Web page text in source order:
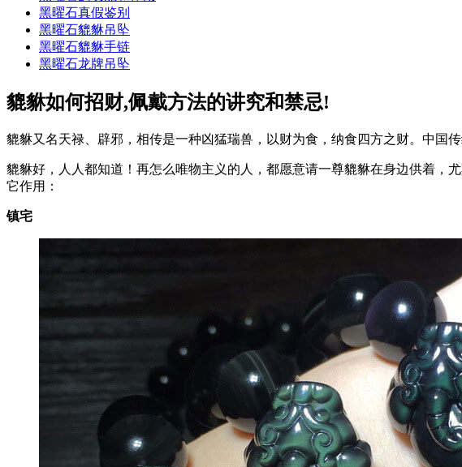
黑曜石真假鉴别
黑曜石貔貅吊坠
黑曜石貔貅手链
黑曜石龙牌吊坠
貔貅如何招财,佩戴方法的讲究和禁忌!
貔貅又名天禄、辟邪，相传是一种凶猛瑞兽，以财为食，纳食四方之财。中国
貔貅好，人人都知道！再怎么唯物主义的人，都愿意请一尊貔貅在身边供着，
它作用：
镇宅